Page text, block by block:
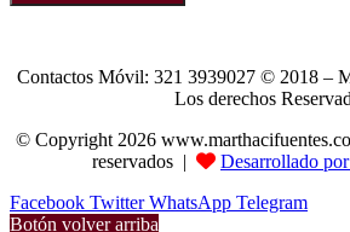
Contactos Móvil: 321 3939027 © 2018 –
Los derechos
© Copyright 2026
reservados |
Desarrollado
Facebook Twitter WhatsApp Telegram
Botón volver arriba